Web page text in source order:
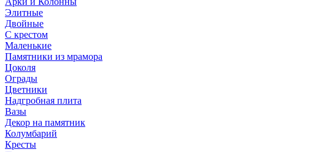
Элитные
Двойные
С крестом
Маленькие
Памятники из мрамора
Цоколя
Ограды
Цветники
Надгробная плита
Вазы
Декор на памятник
Колумбарий
Кресты